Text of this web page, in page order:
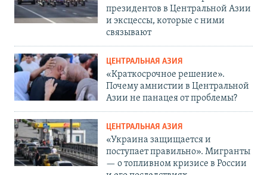
президентов в Центральной Азии
и эксцессы, которые с ними
связывают
ЦЕНТРАЛЬНАЯ АЗИЯ
«Краткосрочное решение».
Почему амнистии в Центральной
Азии не панацея от проблемы?
ЦЕНТРАЛЬНАЯ АЗИЯ
«Украина защищается и
поступает правильно». Мигранты
— о топливном кризисе в России